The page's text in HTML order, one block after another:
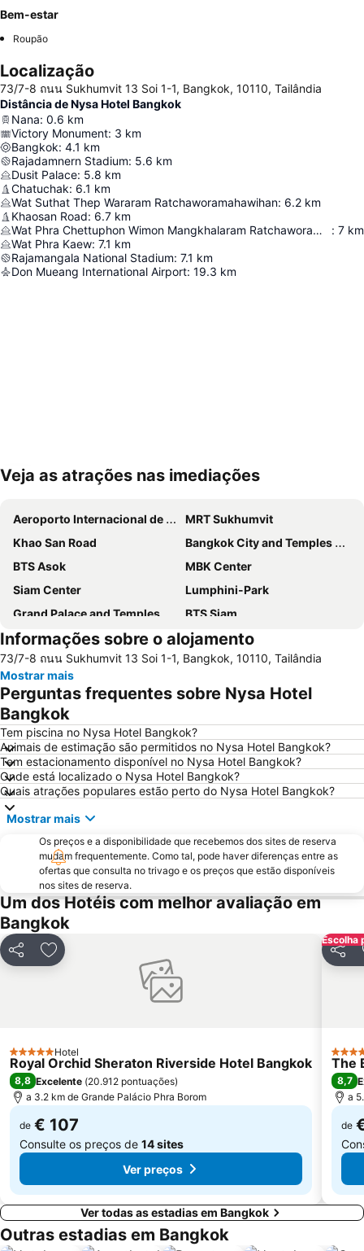
Bem-estar
Roupão
Localização
73/7-8 ถนน Sukhumvit 13 Soi 1-1, Bangkok, 10110, Tailândia
Distância de Nysa Hotel Bangkok
Nana: 0.6 km
Victory Monument: 3 km
Bangkok: 4.1 km
Rajadamnern Stadium: 5.6 km
Dusit Palace: 5.8 km
Chatuchak: 6.1 km
Wat Suthat Thep Wararam Ratchaworamahawihan: 6.2 km
Khaosan Road: 6.7 km
Wat Phra Chettuphon Wimon Mangkhalaram Ratchaworamahawihan
: 7 km
Wat Phra Kaew: 7.1 km
Rajamangala National Stadium: 7.1 km
Don Mueang International Airport: 19.3 km
Ampliar mapa
Veja as atrações nas imediações
Aeroporto Internacional de Suvarnabhumi
MRT Sukhumvit
Khao San Road
Bangkok City and Temples Tour
BTS Asok
MBK Center
Siam Center
Lumphini-Park
Grand Palace and Temples and City Tour
BTS Siam
BTS Phaya Thai
BTS Nana
The Platinum Fashion
Yaowarat
Bangkok's Grand Palace Complex and Wat Phra Kaew
Aeroporto Don Mueang
Central World Plaza
Chatuchak Market
Grande Palácio Phra Borom
Wat Arun
Chao Phraya River and Bangkok Waterways Cruise including Wat Arun
BTS Ratchathewi
BTS Ekkamai
MRT Bang Rak Yai
BTS Phrom Phong
MRT Thailand Cultural Centre
Ramkhamhaeng
WEDDING EXPO
THAILAND INTERNATIONAL MOTOR EXPO
Bangkok Port
BTS Bang Wa
Baiyoke Tower II
Siam Paragon
FOOD FESTIVAL
Monte Dourado Wat Saket
Informações sobre o alojamento
73/7-8 ถนน Sukhumvit 13 Soi 1-1, Bangkok, 10110, Tailândia
Mostrar mais
Perguntas frequentes sobre Nysa Hotel
Bangkok
Tem piscina no Nysa Hotel Bangkok?
Animais de estimação são permitidos no Nysa Hotel Bangkok?
Tem estacionamento disponível no Nysa Hotel Bangkok?
Onde está localizado o Nysa Hotel Bangkok?
Quais atrações populares estão perto do Nysa Hotel Bangkok?
Mostrar mais
Os preços e a disponibilidade que recebemos dos sites de reserva
mudam frequentemente. Como tal, pode haver diferenças entre as
ofertas que consulta no trivago e os preços que estão disponíveis
nos sites de reserva.
Um dos Hotéis com melhor avaliação em
Bangkok
PartilharAdicionar aos favoritos
5 EstrelasHotel
Royal Orchid Sheraton Riverside Hotel Bangkok
8,8 Excelente (20.912 pontuações)
a 3.2 km de Grande Palácio Phra Borom
de € 107
Consulte os preços de 14 sites
Ver preços
Escolha
5
The
8,7
a
de
Ver todas as estadias em Bangkok
Outras estadias em Bangkok